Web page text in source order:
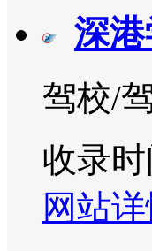
深
驾校/
收录时
网站